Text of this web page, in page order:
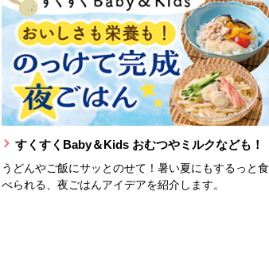
すくすくBaby＆Kids おむつやミルクなども！
うどんやご飯にサッとのせて！暑い夏にもするっと食
べられる、夜ごはんアイデアを紹介します。